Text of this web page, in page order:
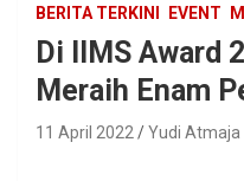
BERITA TERKINI EVENT
Di IIMS Award
Meraih Enam
11 April 2022 Yudi Atmaja